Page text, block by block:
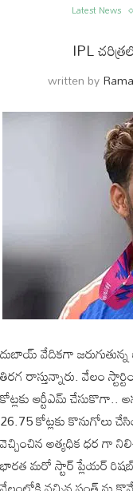
Latest News
IPL
written byRama
దుబాయ్ వేదికగా
తిరగ రాస్తున్నారు. వేలం
కోట్లకు ఆర్టీఎమ్ చేసుకొగా..
26.75 కోట్లకు కొనుగోలు
వెచ్చించిన అత్యధిక ధర గా
భారత మరో స్టార్ ప్లేయర్
అంతర్జాతీయం